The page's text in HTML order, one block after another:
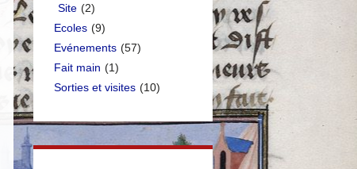
Site (2)
Ecoles (9)
Evénements (57)
Fait main (1)
Sorties et visites (10)